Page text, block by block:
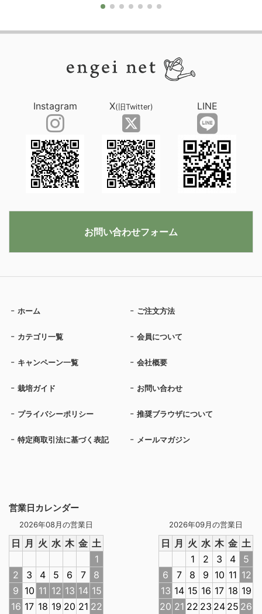
営業日カレンダー
2026年08月の営業日
日 月 火 水 木 金 土
1
2
3 4 5 6 7
8
9 10 11 12 13 14 15
16 17 18 19 20 21 22
2026年09月の営業日
日 月 火 水 木 金 土
1
2 3 4
5
6
7 8 9 10 11 12
13 14 15 16 17 18 19
20 21 22 23 24 25 26
ホーム ご注文方法
カテゴリ一覧 会員について
キャンペーン一覧 会社概要
栽培ガイド お問い合わせ
プライバシーポリシー 推奨ブラウザについて
特定商取引法に基づく表記 メールマガジン
Instagram X(旧Twitter) LINE
お問い合わせフォーム